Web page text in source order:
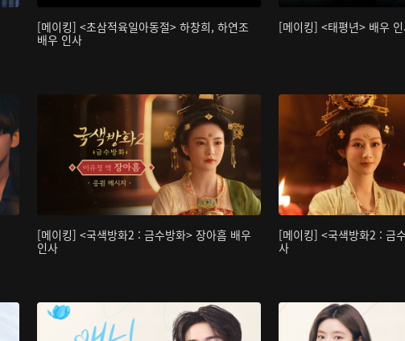
[메이킹] <초삼적육일아동절> 하창희, 하연조
배우 인사
[메이킹] <태평년> 배우
[메이킹] <국색방화2 : 금수방화> 장아흠 배우
인사
[메이킹] <국색방화2 : 금
사